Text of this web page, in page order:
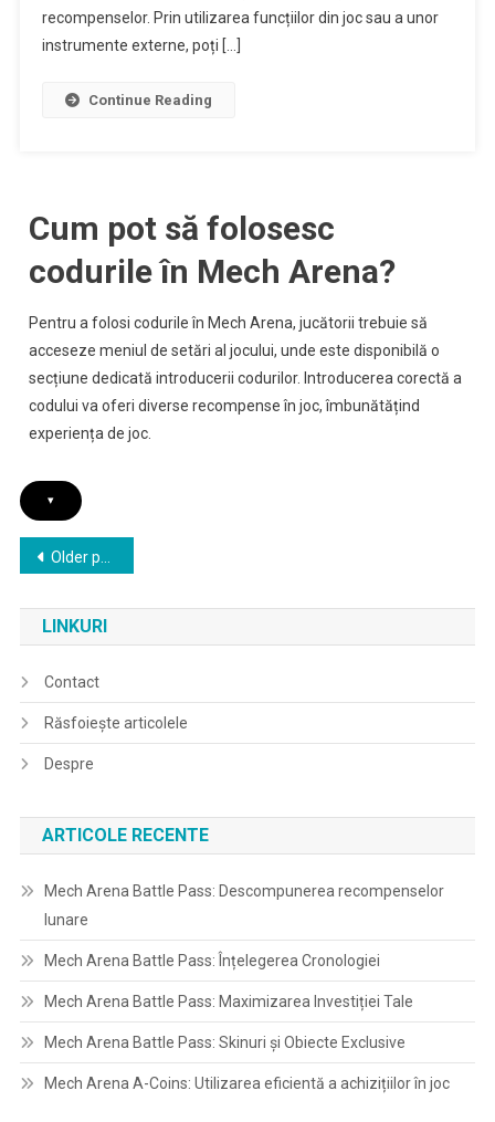
Câștigurilor
recompenselor. Prin utilizarea funcțiilor din joc sau a unor
instrumente externe, poți […]
Continue Reading
Cum pot să folosesc
codurile în Mech Arena?
Pentru a folosi codurile în Mech Arena, jucătorii trebuie să
acceseze meniul de setări al jocului, unde este disponibilă o
secțiune dedicată introducerii codurilor. Introducerea corectă a
codului va oferi diverse recompense în joc, îmbunătățind
experiența de joc.
▾
Posts
navigation
Older posts
LINKURI
Contact
Răsfoiește articolele
Despre
ARTICOLE RECENTE
Mech Arena Battle Pass: Descompunerea recompenselor
lunare
Mech Arena Battle Pass: Înțelegerea Cronologiei
Mech Arena Battle Pass: Maximizarea Investiției Tale
Mech Arena Battle Pass: Skinuri și Obiecte Exclusive
Mech Arena A-Coins: Utilizarea eficientă a achizițiilor în joc